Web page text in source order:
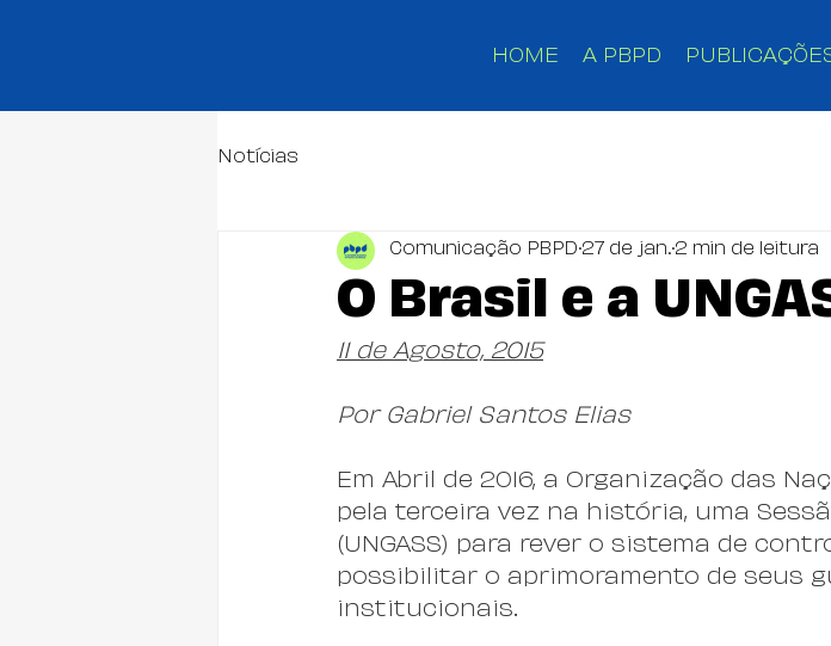
HOME A PBPD
Notícias
O Brasil e a
Comunicação PBPD 27 de jan. 2 min de leitura
11 de Agosto, 2015
Por Gabriel Santos Elias
Em Abril de 2016, a Organização das
pela terceira vez na história, uma
(UNGASS) para rever o sistema de
possibilitar o aprimoramento de seus
institucionais.